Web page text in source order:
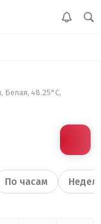
Белая, 48.25°С,
По часам